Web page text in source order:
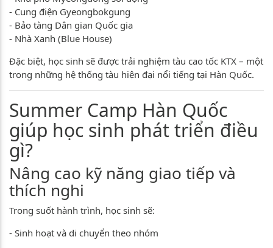
- Cung điện Gyeongbokgung
- Bảo tàng Dân gian Quốc gia
- Nhà Xanh (Blue House)
Đặc biệt, học sinh sẽ được trải nghiệm tàu cao tốc KTX – một
trong những hệ thống tàu hiện đại nổi tiếng tại Hàn Quốc.
Summer Camp Hàn Quốc
giúp học sinh phát triển điều
gì?
Nâng cao kỹ năng giao tiếp và
thích nghi
Trong suốt hành trình, học sinh sẽ:
- Sinh hoạt và di chuyển theo nhóm